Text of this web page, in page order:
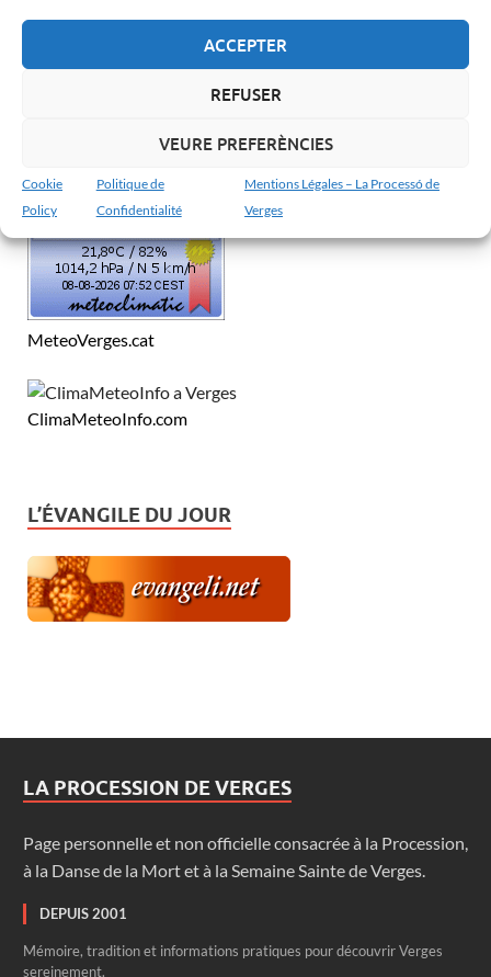
ACCEPTER
REFUSER
VEURE PREFERÈNCIES
Cookie
Policy
Politique de
Confidentialité
Mentions Légales – La Processó de
Verges
MeteoVerges.cat
ClimaMeteoInfo.com
L’ÉVANGILE DU JOUR
LA PROCESSION DE VERGES
Page personnelle et non officielle consacrée à la Procession,
à la Danse de la Mort et à la Semaine Sainte de Verges.
DEPUIS 2001
Mémoire, tradition et informations pratiques pour découvrir Verges
sereinement.